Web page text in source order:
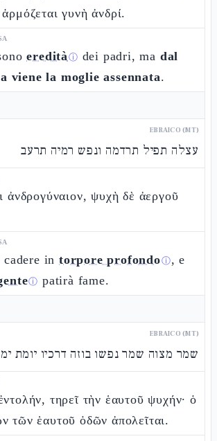
γυνὴ ἀνδρί.
ereditàⓘ dei padri, ma dal
viene la moglie assennata.
EBRAICO (MT)
עצלה תפיל תרדמה ונפש רמיה תרעב
ἀνδρογύναιον, ψυχὴ δὲ ἀεργοῦ
in torpore profondoⓘ, e
ⓘ patirà fame.
EBRAICO (MT)
שמר מצוה שמר נפשו בוזה דרכיו יומת
τηρεῖ τὴν ἑαυτοῦ ψυχήν· ὁ
τῶν ἑαυτοῦ ὁδῶν ἀπολεῖται.